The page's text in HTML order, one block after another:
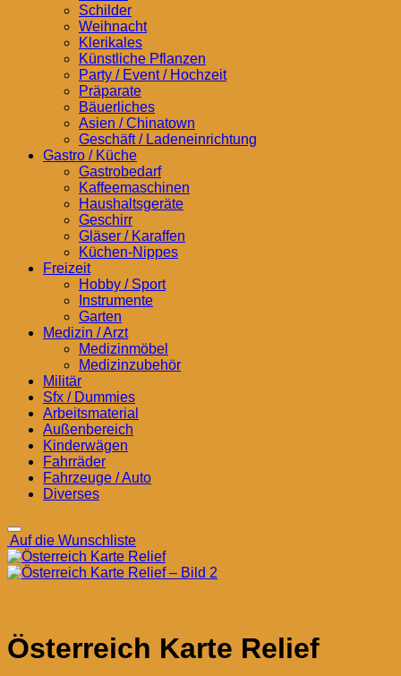
Schilder
Weihnacht
Klerikales
Künstliche Pflanzen
Party / Event / Hochzeit
Präparate
Bäuerliches
Asien / Chinatown
Geschäft / Ladeneinrichtung
Gastro / Küche
Gastrobedarf
Kaffeemaschinen
Haushaltsgeräte
Geschirr
Gläser / Karaffen
Küchen-Nippes
Freizeit
Hobby / Sport
Instrumente
Garten
Medizin / Arzt
Medizinmöbel
Medizinzubehör
Militär
Sfx / Dummies
Arbeitsmaterial
Außenbereich
Kinderwägen
Fahrräder
Fahrzeuge / Auto
Diverses
Auf die Wunschliste
Österreich Karte Relief